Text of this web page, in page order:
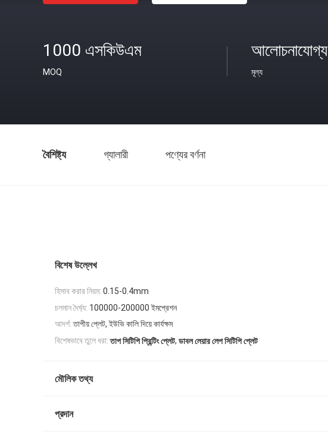
1000 এসকিউএম
MOQ
আলোচনাযোগ্য
মূল্য
বৈশিষ্ট্য গ্যালারী পণ্যের বর্ণনা
বিশেষ উল্লেখ
হিসাব করার নিয়ম: 0.15-0.4mm
চলমান দৈর্ঘ্য: 100000-200000 ইমপ্রেশন
আদর্শ: তাপীয় প্লেট, ইউভি কালি দিয়ে কার্যক্ষম
বিশেষভাবে তুলে ধরা: তাপ সিটিপি প্রিন্টিং প্লেট, ডাবল লেয়ার লেপ সিটিপি প্লেট
মৌলিক তথ্য
প্রদান